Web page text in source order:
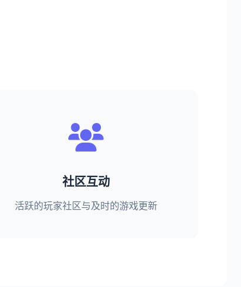
社区互动
活跃的玩家社区与及时的游戏更新